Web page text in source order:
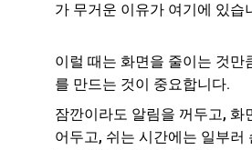
가 무거운 이유가 여기에 있습
이럴 때는 화면을 줄이는 것만
를 만드는 것이 중요합니다.
잠깐이라도 알림을 꺼두고, 화
어두고, 쉬는 시간에는 일부러